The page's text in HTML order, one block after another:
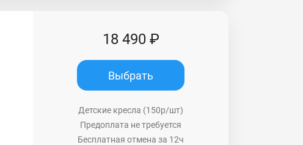
18 490 ₽
Выбрать
Детские кресла (150р/шт)
Предоплата не требуется
Бесплатная отмена за 12ч